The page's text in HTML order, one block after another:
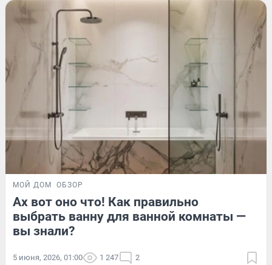
МОЙ ДОМ ОБЗОР
Ах вот оно что! Как правильно
выбрать ванну для ванной комнаты —
вы знали?
5 июня, 2026, 01:00 1 247 2